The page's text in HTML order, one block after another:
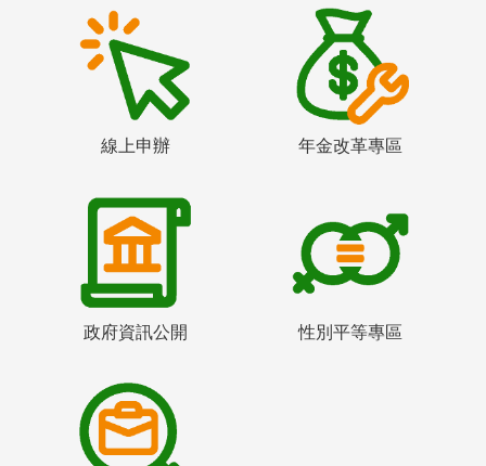
線上申辦 年金改革專區
政府資訊公開 性別平等專區